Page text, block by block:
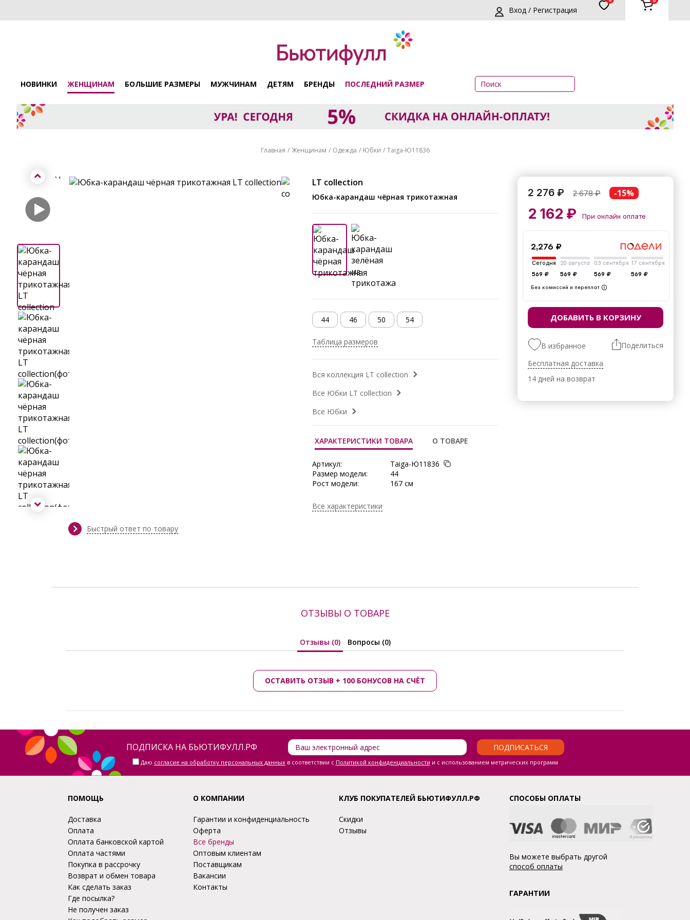
Вход / Регистрация
НОВИНКИ ЖЕНЩИНАМ БОЛЬШИЕ РАЗМЕРЫ МУЖЧИНАМ ДЕТЯМ БРЕНДЫ ПОСЛЕДНИЙ РАЗМЕР
Главная Женщинам Одежда Юбки Taiga-Ю11836
Быстрый ответ по товару
LT collection
Юбка-карандаш чёрная трикотажная
44 46 50 54
Таблица размеров
Вся коллекция LT collection
Все Юбки LT collection
Все Юбки
ХАРАКТЕРИСТИКИ ТОВАРА О ТОВАРЕ
Артикул:
Taiga-Ю11836
Размер модели:
44
Рост модели:
167 см
Тип ткани:
Длина:
Все характеристики
2 276 ₽ 2 678₽ -15%
2 162 ₽ При онлайн оплате
2,276 ₽
Сегодня
569 ₽
20 августа
569 ₽
03 сентября
569 ₽
17 сентября
569 ₽
Без комиссий и переплат
ДОБАВИТЬ В КОРЗИНУ
В избранное
Поделиться
Бесплатная доставка
14 дней на возврат
ОТЗЫВЫ О ТОВАРЕ
Отзывы (0) Вопросы (0)
ОСТАВИТЬ ОТЗЫВ + 100 БОНУСОВ НА СЧЁТ
ПОДПИСКА НА БЬЮТИФУЛЛ.РФ ПОДПИСАТЬСЯ
Даю согласие на обработку персональных данныхв соответствии с Политикой конфиденциальности и с использованием метрических программ
ПОМОЩЬ
Доставка
Оплата
Оплата банковской картой
Оплата частями
Покупка в рассрочку
Возврат и обмен товара
Как сделать заказ
Где посылка?
Не получен заказ
О КОМПАНИИ
Гарантии и конфиденциальность
Оферта
Все бренды
Оптовым клиентам
Поставщикам
Вакансии
Контакты
КЛУБ ПОКУПАТЕЛЕЙ БЬЮТИФУЛЛ.РФ
Скидки
Отзывы
СПОСОБЫ ОПЛАТЫ
Вы можете выбрать другой
способ оплаты
ГАРАНТИИ